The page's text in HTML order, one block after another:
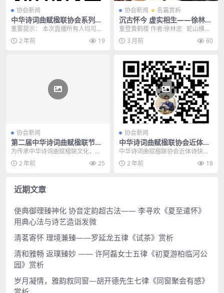
协会新闻
中华诗词曲赋楹联协会系列公
益讲座第十三讲将于2024年7
月28日下午15点30分直播。
重要提示： 本次直播所有人均可免
费观看45分钟，指定群全程免费观
看。超过45分钟...
2 年前 19
协会新闻 名篇赏析
沉古怀今 虚实相生——徐林忠
《重登黄鹤楼》律诗赏析
重登黄鹤楼 作者:徐林忠 蛇山横枕
大江春，重上高楼望汉津。 笛里
梅...3 月前 60
协会新闻
第二届中华诗词曲赋楹联节正
式启动
为传承中华诗词曲赋楹联文化，展
示宜昌大城风采。中华诗词曲赋楹
联协会（以下使用官方...
2 年前 25
协会新闻
中华诗词曲赋楹联协会近体诗
快速入门及高级技巧系列公益
讲座第二十四讲将于2024年12
月1日下午三点三十分全球直
中华诗词曲赋楹联协会近体诗快速
入门及高级技巧系列公益讲座第二
十四讲将于2024年...
2 年前 18
近期文章
使典御理臻神化 协音定韵超古法—— 李寻欢《夏至遣怀》
用典心法与诗艺造诣发微
清茗寄怀 理境兼臻——罗延龙五律《试茶》赏析
清和雅畅 返璞臻妙 —— 许阿磊女士五律《初夏游柏临河公
园》赏析
岁月凝情，雅韵叙同窗—胡开德先生七律《同窗聚会有感》